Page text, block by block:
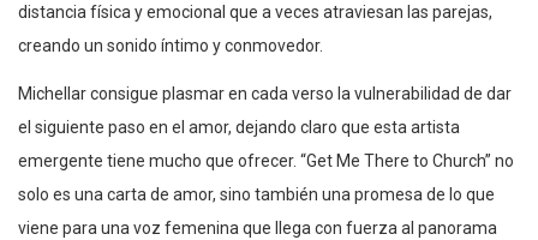
distancia física y emocional que a veces atraviesan las parejas,
creando un sonido íntimo y conmovedor.
Michellar consigue plasmar en cada verso la vulnerabilidad de dar
el siguiente paso en el amor, dejando claro que esta artista
emergente tiene mucho que ofrecer. “Get Me There to Church” no
solo es una carta de amor, sino también una promesa de lo que
viene para una voz femenina que llega con fuerza al panorama